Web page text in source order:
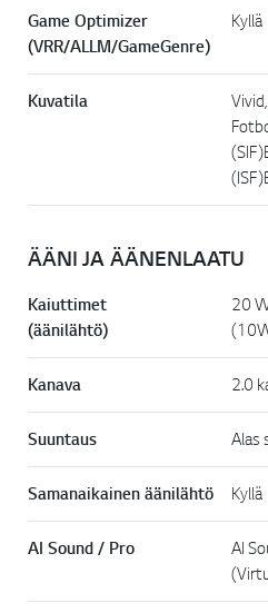
Game Optimizer
(VRR/ALLM/GameGenre)
Kyllä
Kuvatila
ÄÄNI JA ÄÄNENLAATU
Kaiuttimet
(äänilähtö)
20
Kanava 2.0
Suuntaus Alas
Samanaikainen äänilähtö Kyllä
AI Sound / Pro
AI